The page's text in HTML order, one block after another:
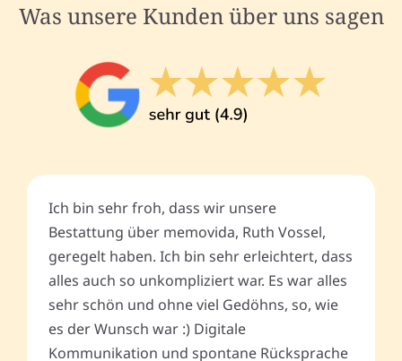
Was unsere Kunden über uns sagen
Ich bin sehr froh, dass wir unsere
Bestattung über memovida, Ruth Vossel,
geregelt haben. Ich bin sehr erleichtert, dass
alles auch so unkompliziert war. Es war alles
sehr schön und ohne viel Gedöhns, so, wie
es der Wunsch war :) Digitale
Kommunikation und spontane Rücksprache